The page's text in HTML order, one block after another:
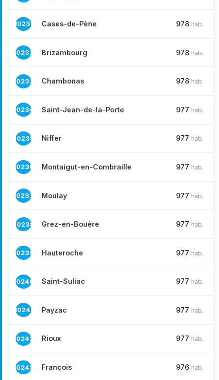
10231 Cases-de-Pène 978 hab.
10232 Brizambourg 978 hab.
10233 Chambonas 978 hab.
10234 Saint-Jean-de-la-Porte 977 hab.
10235 Niffer 977 hab.
10236 Montaigut-en-Combraille 977 hab.
10237 Moulay 977 hab.
10238 Grez-en-Bouère 977 hab.
10239 Hauteroche 977 hab.
10240 Saint-Suliac 977 hab.
10241 Payzac 977 hab.
10242 Rioux 977 hab.
10243 François 976 hab.